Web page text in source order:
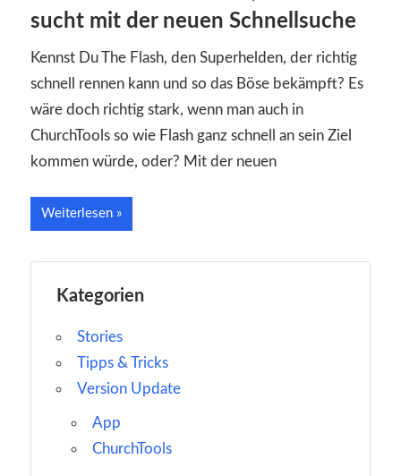
sucht mit der neuen Schnellsuche
Kennst Du The Flash, den Superhelden, der richtig
schnell rennen kann und so das Böse bekämpft? Es
wäre doch richtig stark, wenn man auch in
ChurchTools so wie Flash ganz schnell an sein Ziel
kommen würde, oder? Mit der neuen
Weiterlesen
Kategorien
Stories
Tipps & Tricks
Version Update
App
ChurchTools